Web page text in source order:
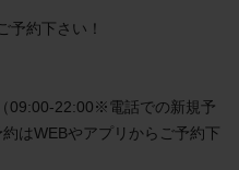
予約下さい！
09:00-22:00※電話での新規予
はWEBやアプリからご予約下